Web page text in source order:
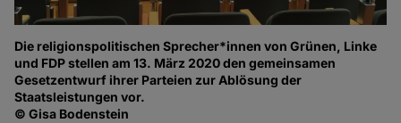
Die religionspolitischen Sprecher*innen von Grünen, Linke
und FDP stellen am 13. März 2020 den gemeinsamen
Gesetzentwurf ihrer Parteien zur Ablösung der
Staatsleistungen vor.
© Gisa Bodenstein